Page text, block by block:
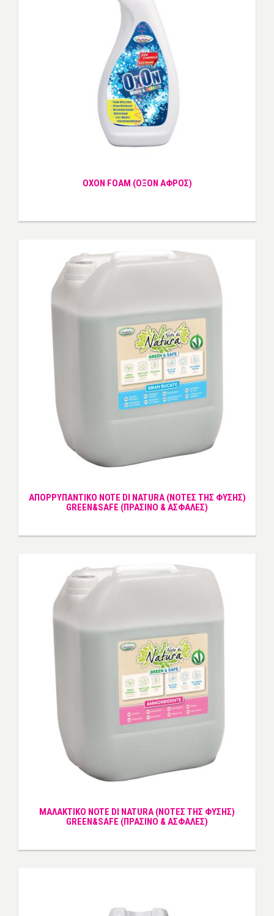
OXON FOAM (ΟΞΟΝ ΑΦΡΟΣ)
ΑΠΟΡΡΥΠΑΝΤΙΚΟ NOTE DI NATURA (ΝΟΤΕΣ ΤΗΣ ΦΥΣΗΣ)
GREEN&SAFE (ΠΡΑΣΙΝΟ & ΑΣΦΑΛΕΣ)
ΜΑΛΑΚΤΙΚΟ NOTE DI NATURA (ΝΟΤΕΣ ΤΗΣ ΦΥΣΗΣ)
GREEN&SAFE (ΠΡΑΣΙΝΟ & ΑΣΦΑΛΕΣ)